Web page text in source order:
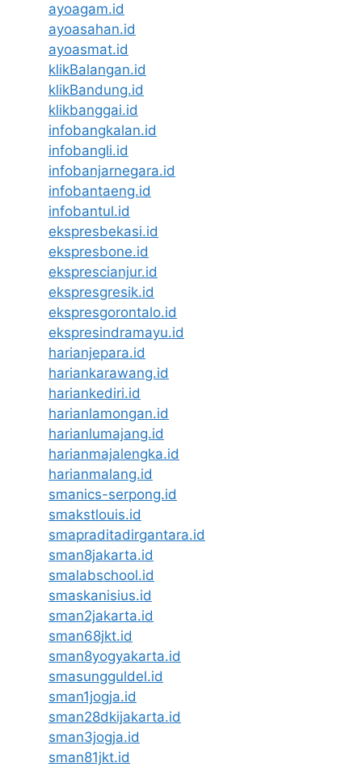
ayoagam.id
ayoasahan.id
ayoasmat.id
klikBalangan.id
klikBandung.id
klikbanggai.id
infobangkalan.id
infobangli.id
infobanjarnegara.id
infobantaeng.id
infobantul.id
ekspresbekasi.id
ekspresbone.id
eksprescianjur.id
ekspresgresik.id
ekspresgorontalo.id
ekspresindramayu.id
harianjepara.id
hariankarawang.id
hariankediri.id
harianlamongan.id
harianlumajang.id
harianmajalengka.id
harianmalang.id
smanics-serpong.id
smakstlouis.id
smapraditadirgantara.id
sman8jakarta.id
smalabschool.id
smaskanisius.id
sman2jakarta.id
sman68jkt.id
sman8yogyakarta.id
smasungguldel.id
sman1jogja.id
sman28dkijakarta.id
sman3jogja.id
sman81jkt.id